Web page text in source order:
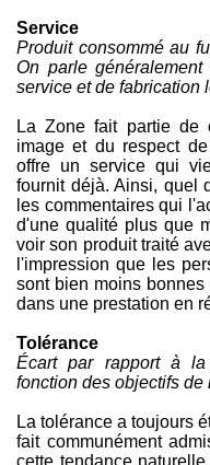
Service
Produit consommé au
On parle
service et de fabrication
La Zone fait partie de
image et du respect
offre un service qui
fournit déjà. Ainsi, quel
les commentaires qui
d'une qualité plus que
voir son produit traité
l'impression que les
sont bien moins
dans une prestation en
Tolérance
Écart par rapport à la
fonction des objectifs de
La tolérance a toujours
fait communément